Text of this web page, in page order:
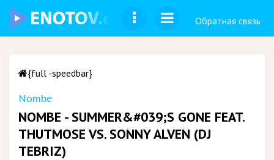
Обратная связь
{full -speedbar}
Nombe
NOMBE - SUMMER&#039;S GONE FEAT.
THUTMOSE VS. SONNY ALVEN (DJ
TEBRIZ)